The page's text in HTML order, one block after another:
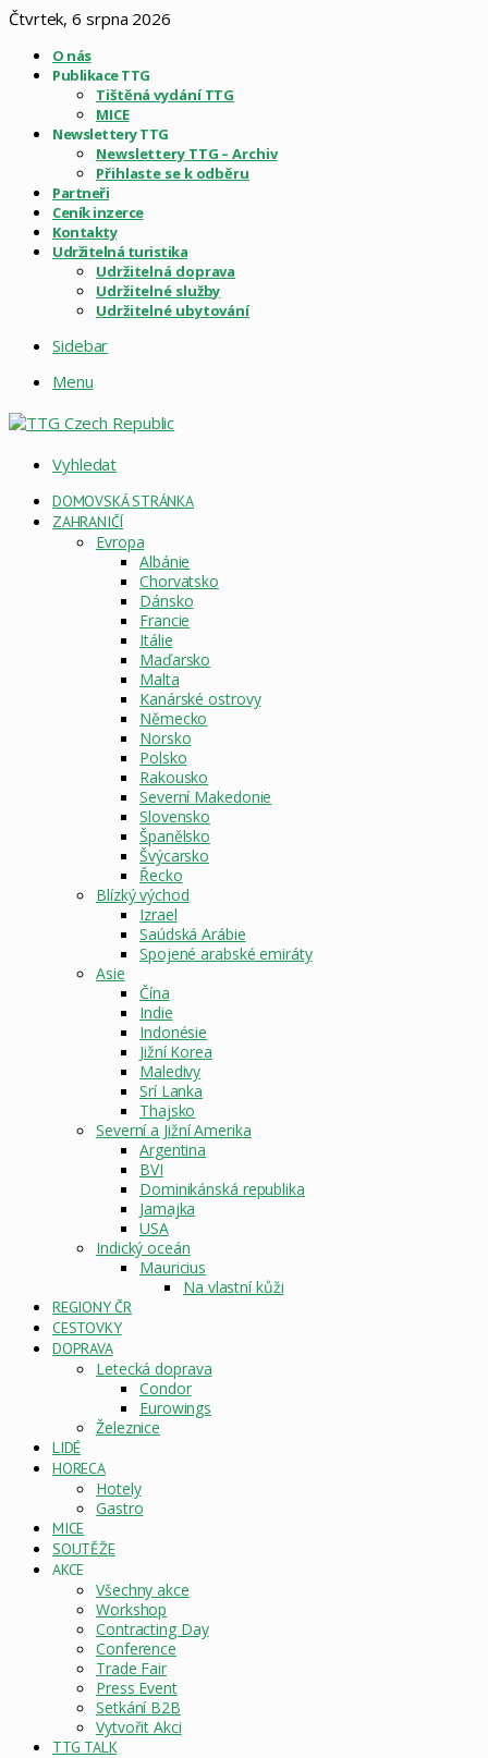
Čtvrtek, 6 srpna 2026
O nás
Publikace TTG
Tištěná vydání TTG
MICE
Newslettery TTG
Newslettery TTG – Archiv
Přihlaste se k odběru
Partneři
Ceník inzerce
Kontakty
Udržitelná turistika
Udržitelná doprava
Udržitelné služby
Udržitelné ubytování
Sidebar
Menu
Vyhledat
DOMOVSKÁ STRÁNKA
ZAHRANIČÍ
Evropa
Albánie
Chorvatsko
Dánsko
Francie
Itálie
Maďarsko
Malta
Kanárské ostrovy
Německo
Norsko
Polsko
Rakousko
Severní Makedonie
Slovensko
Španělsko
Švýcarsko
Řecko
Blízký východ
Izrael
Saúdská Arábie
Spojené arabské emiráty
Asie
Čína
Indie
Indonésie
Jižní Korea
Maledivy
Srí Lanka
Thajsko
Severní a Jižní Amerika
Argentina
BVI
Dominikánská republika
Jamajka
USA
Indický oceán
Mauricius
Na vlastní kůži
REGIONY ČR
CESTOVKY
DOPRAVA
Letecká doprava
Condor
Eurowings
Železnice
LIDÉ
HORECA
Hotely
Gastro
MICE
SOUTĚŽE
AKCE
Všechny akce
Workshop
Contracting Day
Conference
Trade Fair
Press Event
Setkání B2B
Vytvořit Akci
TTG TALK